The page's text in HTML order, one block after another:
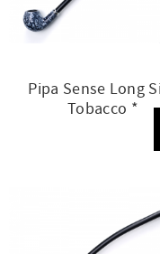
Pipa Sense Long
Tobacco *